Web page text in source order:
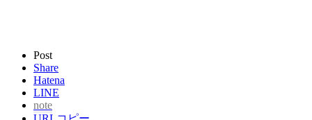
Post
Share
Hatena
LINE
note